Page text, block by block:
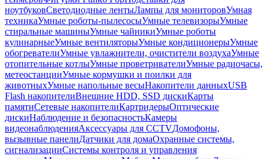
ноутбуковСветодиодные лентыЛампы для мониторовУмная
техникаУмные роботы-пылесосыУмные телевизорыУмные
стиральные машиныУмные чайникиУмные роботы
кулинарныеУмные вентиляторыУмные кондиционерыУмные
обогревателиУмные увлажнители, очистители воздухаУмные
отопительные котлыУмные проветривателиУмные радиочасы,
метеостанцииУмные кормушки и поилки для
животныхУмные напольные весыНакопители данныхUSB
Flash накопителиВнешние HDD, SSD дискиКарты
памятиСетевые накопителиКартридерыОптические
дискиНаблюдение и безопасностьКамеры
видеонаблюденияАксессуары для CCTVДомофоны,
вызывные панелиДатчики для домаОхранные системы,
сигнализацииСистемы контроля и управления